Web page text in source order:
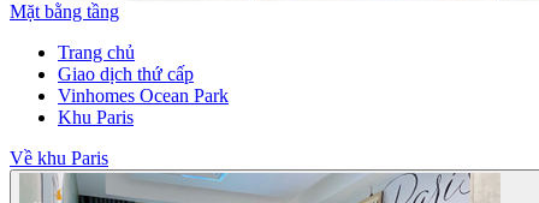
Mặt bằng tầng
Trang chủ
Giao dịch thứ cấp
Vinhomes Ocean Park
Khu Paris
Về khu Paris